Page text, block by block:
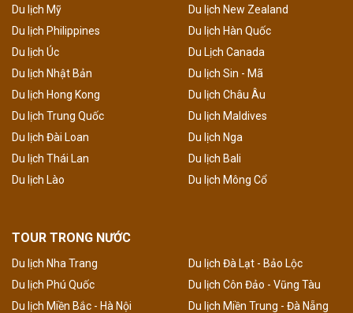
Du lịch Mỹ
Du lịch New Zealand
Du lịch Philippines
Du lịch Hàn Quốc
Du lịch Úc
Du Lịch Canada
Du lịch Nhật Bản
Du lịch Sin - Mã
Du lịch Hong Kong
Du lịch Châu Âu
Du lịch Trung Quốc
Du lịch Maldives
Du lịch Đài Loan
Du lịch Nga
Du lịch Thái Lan
Du lịch Bali
Du lịch Lào
Du lịch Mông Cổ
TOUR TRONG NƯỚC
Du lịch Nha Trang
Du lịch Đà Lạt - Bảo Lộc
Du lịch Phú Quốc
Du lịch Côn Đảo - Vũng Tàu
Du lịch Miền Bắc - Hà Nội
Du lịch Miền Trung - Đà Nẵng